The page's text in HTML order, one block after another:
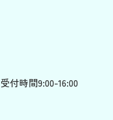
付時間9:00-16:00